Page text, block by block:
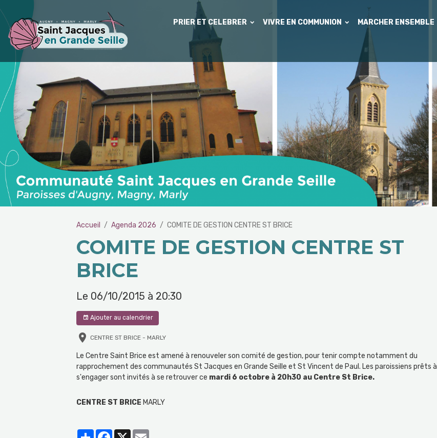
PRIER ET CELEBRER VIVRE EN COMMUNION MARCHER ENSEMBLE
Accueil Agenda 2026 COMITE DE GESTION CENTRE ST BRICE
COMITE DE GESTION CENTRE ST
BRICE
Le 06/10/2015 à 20:30
Ajouter au calendrier
CENTRE ST BRICE - MARLY
Le Centre Saint Brice est amené à renouveler son comité de gestion, pour tenir compte notamment du
rapprochement des communautés St Jacques en Grande Seille et St Vincent de Paul. Les paroissiens prêts à
s'engager sont invités à se retrouver ce mardi 6 octobre à 20h30 au Centre St Brice.
CENTRE ST BRICE MARLY
PartagerFacebook
X